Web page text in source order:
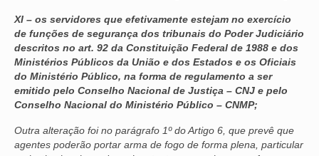
XI – os servidores que efetivamente estejam no exercício
de funções de segurança dos tribunais do Poder Judiciário
descritos no art. 92 da Constituição Federal de 1988 e dos
Ministérios Públicos da União e dos Estados e os Oficiais
do Ministério Público, na forma de regulamento a ser
emitido pelo Conselho Nacional de Justiça – CNJ e pelo
Conselho Nacional do Ministério Público – CNMP;
Outra alteração foi no parágrafo 1º do Artigo 6, que prevê que
agentes poderão portar arma de fogo de forma plena, particular